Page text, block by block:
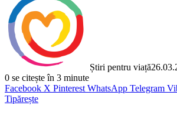
Știri pentru viață
0 se citește în 3 minute
Facebook X Pinterest WhatsApp Telegram
Tipărește